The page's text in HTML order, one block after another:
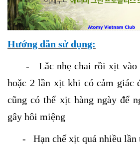
Hướng dẫn sử dụng:
- Lắc nhẹ chai rồi xịt vào
hoặc 2 lần xịt khi có cảm giác
cũng có thể xịt hàng ngày để
gây hôi miệng
- Hạn chế xịt quá nhiều lần